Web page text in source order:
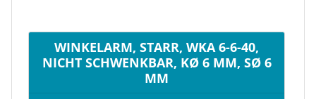
WINKELARM, STARR, WKA 6-6-40,
NICHT SCHWENKBAR, KØ 6 MM, SØ 6
MM